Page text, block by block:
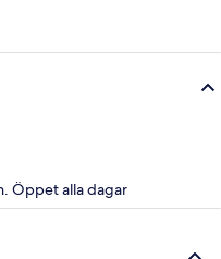
Öppet alla dagar